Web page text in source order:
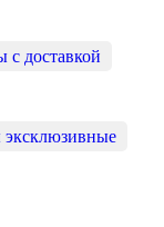
с доставкой